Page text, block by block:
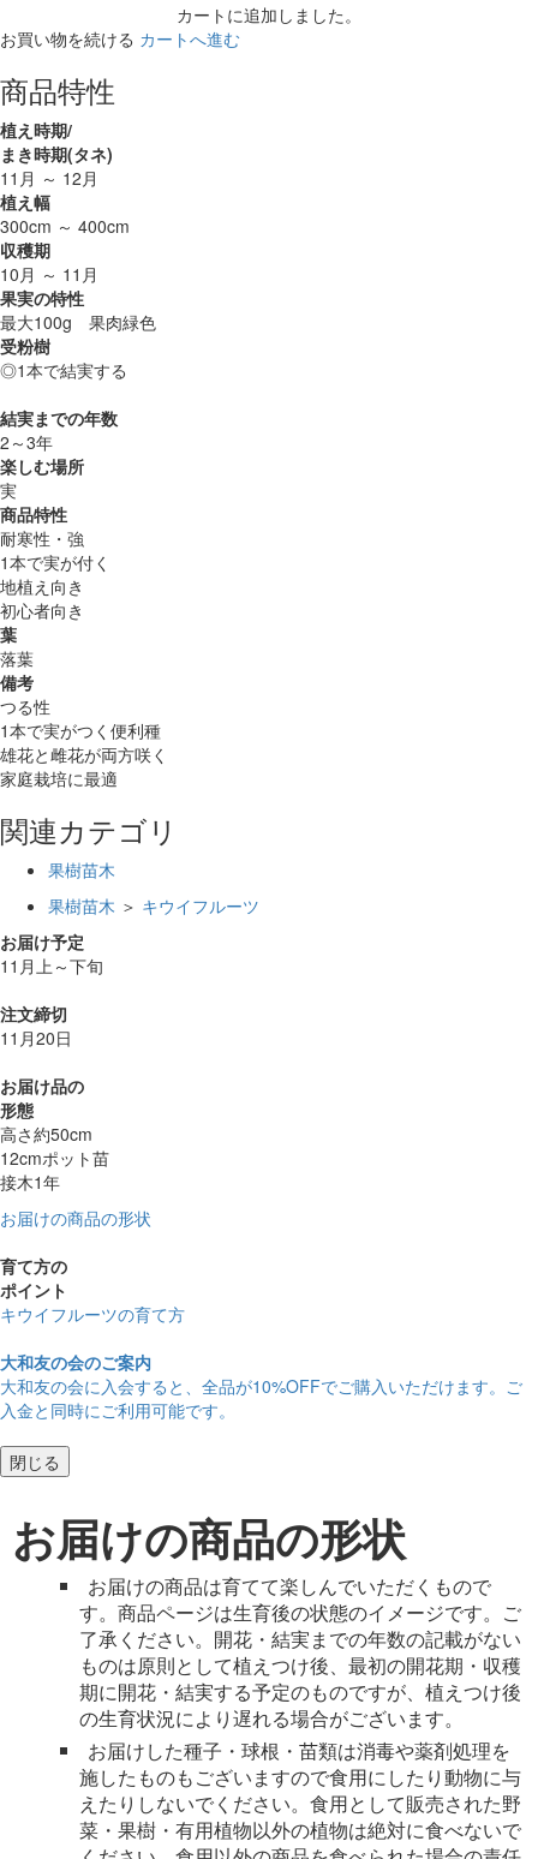
カートに追加しました。
お買い物を続ける カートへ進む
商品特性
植え時期/
まき時期(タネ)
11月 ～ 12月
植え幅
300cm ～ 400cm
収穫期
10月 ～ 11月
果実の特性
最大100g 果肉緑色
受粉樹
◎1本で結実する
結実までの年数
2～3年
楽しむ場所
実
商品特性
耐寒性・強
1本で実が付く
地植え向き
初心者向き
葉
落葉
備考
つる性
1本で実がつく便利種
雄花と雌花が両方咲く
家庭栽培に最適
関連カテゴリ
果樹苗木
果樹苗木 ＞ キウイフルーツ
お届け予定
11月上～下旬
注文締切
11月20日
お届け品の
形態
高さ約50cm
12cmポット苗
接木1年
お届けの商品の形状
育て方の
ポイント
キウイフルーツの育て方
大和友の会のご案内
大和友の会に入会すると、 全品が10%OFFでご購入いただけます。ご
入金と同時にご利用可能です。
閉じる
お届けの商品の形状
お届けの商品は育てて楽しんでいただくもので
す。商品ページは生育後の状態のイメージです。ご
了承ください。開花・結実までの年数の記載がない
ものは原則として植えつけ後、最初の開花期・収穫
期に開花・結実する予定のものですが、植えつけ後
の生育状況により遅れる場合がございます。
お届けした種子・球根・苗類は消毒や薬剤処理を
施したものもございますので食用にしたり動物に与
えたりしないでください。食用として販売された野
菜・果樹・有用植物以外の植物は絶対に食べないで